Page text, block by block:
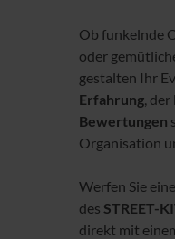
Ob funkelnde
oder
gestalten Ihr
Erfahrung,
Bewertungen
Organisation
Werfen Sie
des STREET-
direkt mit